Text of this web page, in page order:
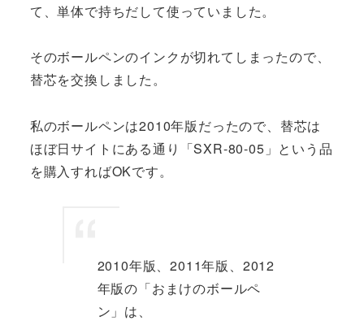
て、単体で持ちだして使っていました。
そのボールペンのインクが切れてしまったので、
替芯を交換しました。
私のボールペンは2010年版だったので、替芯は
ほぼ日サイトにある通り「SXR-80-05」という品
を購入すればOKです。
2010年版、2011年版、2012
年版の「おまけのボールペ
ン」は、